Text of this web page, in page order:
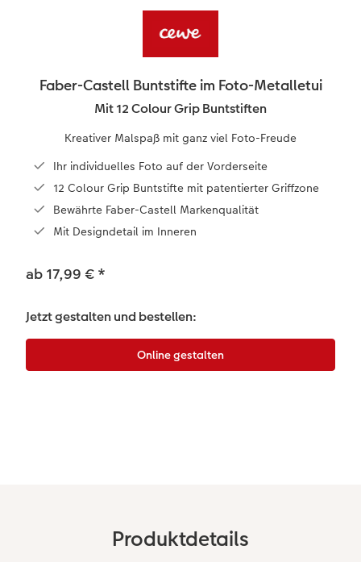
Jahrbuch gestalten
CEWE FOTOBUCH Kids
Panoramaseite
Designvorlagen
Foto-Kochbuch
Kundenbeispiele
Webinare
CEWE myPhotos
Gestaltungsideen
Bilderboxen
Premium Poster
Fotosticker
Scan-Service
CEWE myPhotos
Neuheiten
Extras
Photo Streetmap Poster
Alu-Dibond
Hartschaum
Gallery Print
hexxas
Willkommensschild
Wandgestaltung
Mehrteiler
Dankeskarten Kommunion
Dankeskarten
Urlaubsgrüße
Papierqualitäten
Klappkarten
Fotokarten
Postkarten
Karte mit Einsteckfoto
Einzelkarten
Textilien
Schule & Büro
Foto-Geschenkbox
Handyhüllen
Faber-Castell
Haustierwelt
Geschenkideen
Kundenbeispiele
CEWE Geschenkgutschein
Wandkalender mit Design
NEU: Wandkalender Fineline
Kalender-Kundenbeispiele
Extras
CEWE myPhotos
Max Case
PopGrip
CEWE myPhotos
Neuheiten
nachhaltiger Schenken
Liebe schenken
Inspiration
Kundenbeispiele
Faber-Castell Buntstifte im Foto-Metalletui
Mit 12 Colour Grip Buntstiften
Kreativer Malspaß mit ganz viel Foto-Freude
Ihr individuelles Foto auf der Vorderseite
12 Colour Grip Buntstifte mit patentierter Griffzone
Bewährte Faber-Castell Markenqualität
Mit Designdetail im Inneren
ab 17,99 € *
Jetzt gestalten und bestellen:
Produktdetails